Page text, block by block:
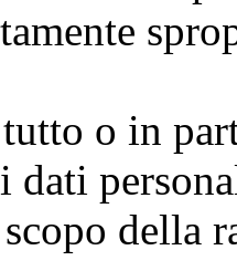
o in
dati
della